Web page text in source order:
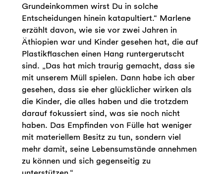
Grundeinkommen wirst Du in solche
Entscheidungen hinein katapultiert.“ Marlene
erzählt davon, wie sie vor zwei Jahren in
Äthiopien war und Kinder gesehen hat, die auf
Plastikflaschen einen Hang runtergerutscht
sind. „Das hat mich traurig gemacht, dass sie
mit unserem Müll spielen. Dann habe ich aber
gesehen, dass sie eher glücklicher wirken als
die Kinder, die alles haben und die trotzdem
darauf fokussiert sind, was sie noch nicht
haben. Das Empfinden von Fülle hat weniger
mit materiellem Besitz zu tun, sondern viel
mehr damit, seine Lebensumstände annehmen
zu können und sich gegenseitig zu